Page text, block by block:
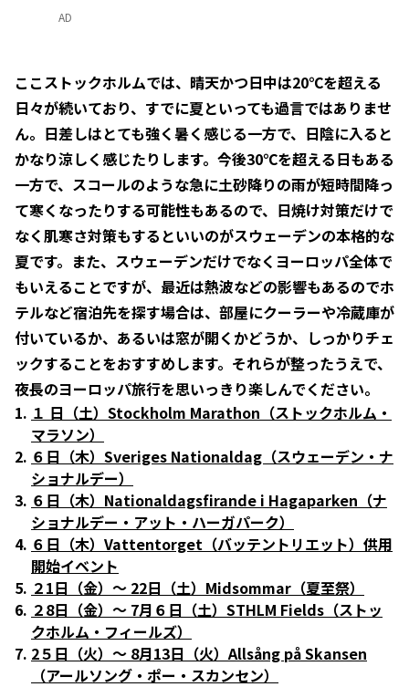
AD
ここストックホルムでは、晴天かつ日中は20℃を超える
日々が続いており、すでに夏といっても過言ではありませ
ん。日差しはとても強く暑く感じる一方で、日陰に入ると
かなり涼しく感じたりします。今後30℃を超える日もある
一方で、スコールのような急に土砂降りの雨が短時間降っ
て寒くなったりする可能性もあるので、日焼け対策だけで
なく肌寒さ対策もするといいのがスウェーデンの本格的な
夏です。また、スウェーデンだけでなくヨーロッパ全体で
もいえることですが、最近は熱波などの影響もあるのでホ
テルなど宿泊先を探す場合は、部屋にクーラーや冷蔵庫が
付いているか、あるいは窓が開くかどうか、しっかりチェ
ックすることをおすすめします。それらが整ったうえで、
夜長のヨーロッパ旅行を思いっきり楽しんでください。
１ 日（土）Stockholm Marathon（ストックホルム・
マラソン）
６日（木）Sveriges Nationaldag（スウェーデン・ナ
ショナルデー）
６日（木）Nationaldagsfirande i Hagaparken（ナ
ショナルデー・アット・ハーガパーク）
６日（木）Vattentorget（バッテントリエット）供用
開始イベント
２1日（金）〜 22日（土）Midsommar（夏至祭）
２8日（金）〜 7月６日（土）STHLM Fields（ストッ
クホルム・フィールズ）
2５日（火）〜 8月13日（火）Allsång på Skansen
（アールソング・ポー・スカンセン）